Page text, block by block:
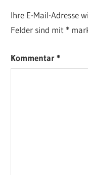
Ihre E-Mail-Adresse
Felder sind mit *
Kommentar*